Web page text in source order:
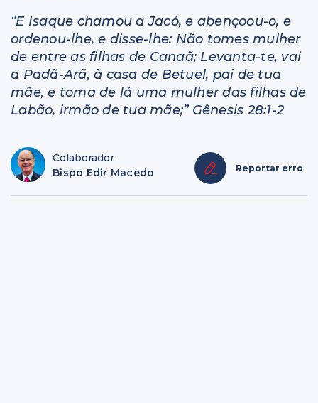
“E Isaque chamou a Jacó, e abençoou-o, e
ordenou-lhe, e disse-lhe: Não tomes mulher
de entre as filhas de Canaã; Levanta-te, vai
a Padã-Arã, à casa de Betuel, pai de tua
mãe, e toma de lá uma mulher das filhas de
Labão, irmão de tua mãe;” Gênesis 28:1-2
Colaborador
Bispo Edir Macedo
Reportar erro